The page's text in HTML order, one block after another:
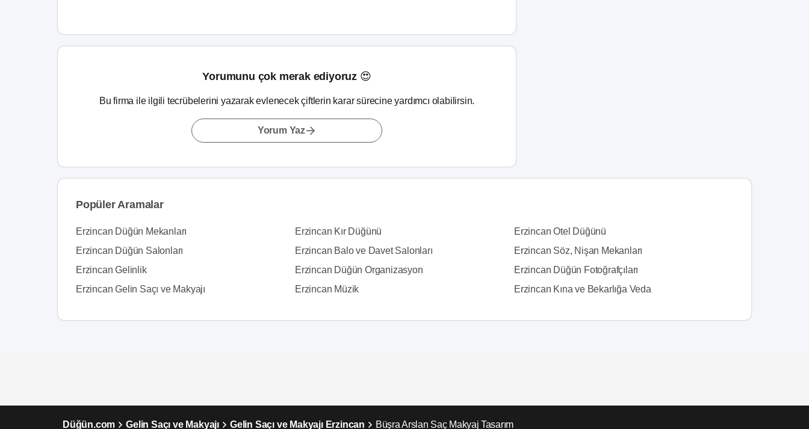
Yorumunu çok merak ediyoruz 😍
Bu firma ile ilgili tecrübelerini yazarak evlenecek çiftlerin karar sürecine yardımcı olabilirsin.
Yorum Yaz
Popüler Aramalar
Erzincan Düğün Mekanları Erzincan Kır Düğünü
Erzincan Otel Düğünü
Erzincan Düğün Salonları
Erzincan Balo ve Davet Salonları
Erzincan Söz, Nişan Mekanları
Erzincan Gelinlik
Erzincan Düğün Organizasyon
Erzincan Düğün Fotoğrafçıları
Erzincan Gelin Saçı ve Makyajı
Erzincan Müzik Erzincan Kına ve Bekarlığa Veda
Düğün.com Gelin Saçı ve Makyajı Gelin Saçı ve Makyajı Erzincan Büşra Arslan Saç Makyaj Tasarım